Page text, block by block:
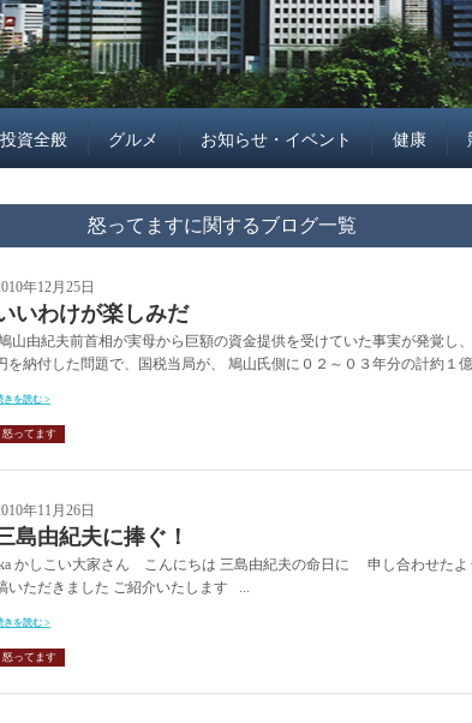
投資全般 グルメ お知らせ・イベント 健康
怒ってますに関するブログ一覧
年12月25日
いわけが楽しみだ
山由紀夫前首相が実母から巨額の資金提供を受けていた事実が発覚し
を納付した問題で、国税当局が、 鳩山氏側に０２～０３年分の計約１
きを読む >
怒ってます
年11月26日
島由紀夫に捧ぐ！
かしこい大家さん こんにちは 三島由紀夫の命日に 申し合わせた
いただきました ご紹介いたします ...
きを読む >
怒ってます